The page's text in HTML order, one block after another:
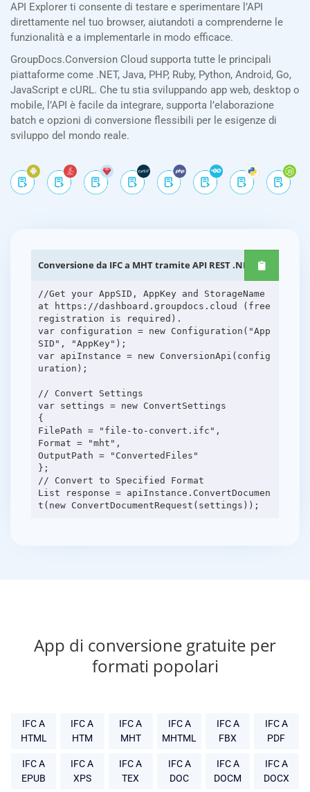
API Explorer ti consente di testare e sperimentare l’API
direttamente nel tuo browser, aiutandoti a comprenderne le
funzionalità e a implementarle in modo efficace.
GroupDocs.Conversion Cloud supporta tutte le principali
piattaforme come .NET, Java, PHP, Ruby, Python, Android, Go,
JavaScript e cURL. Che tu stia sviluppando app web, desktop o
mobile, l’API è facile da integrare, supporta l’elaborazione
batch e opzioni di conversione flessibili per le esigenze di
sviluppo del mondo reale.
Conversione da IFC a MHT tramite API REST .NET
//Get your AppSID, AppKey and StorageName
at https://dashboard.groupdocs.cloud (free
registration is required).
var configuration = new Configuration("App
SID", "AppKey");
var apiInstance = new ConversionApi(config
uration);
// Convert Settings
var settings = new ConvertSettings
{
FilePath = "file-to-convert.ifc",
Format = "mht",
OutputPath = "ConvertedFiles"
};
// Convert to Specified Format
List response = apiInstance.ConvertDocumen
App di conversione gratuite per
formati popolari
IFC A
HTML
IFC A
HTM
IFC A
MHT
IFC A
MHTML
IFC A
FBX
IFC A
PDF
IFC A
EPUB
IFC A
XPS
IFC A
TEX
IFC A
DOC
IFC A
DOCM
IFC A
DOCX